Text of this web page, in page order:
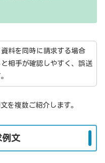
料を同時に請求する場合
相手が確認しやすく、誤送
を複数ご紹介します。
例文